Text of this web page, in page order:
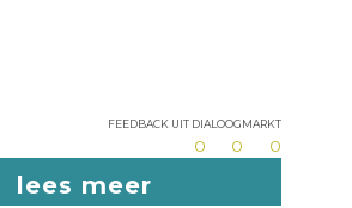
Feedback uit dialoogmarkt
0 0 0
lees meer